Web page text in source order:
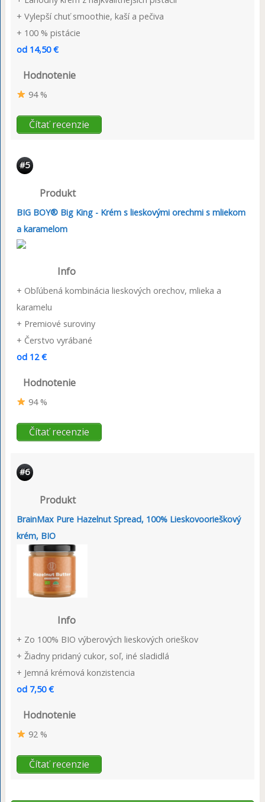
+ Vylepší chuť smoothie, kaší a pečiva
+ 100 % pistácie
od 14,50 €
Hodnotenie
94 %
Čítať recenzie
#5
Produkt
BIG BOY® Big King - Krém s lieskovými orechmi s mliekom
a karamelom
Info
+ Obľúbená kombinácia lieskových orechov, mlieka a
karamelu
+ Premiové suroviny
+ Čerstvo vyrábané
od 12 €
Hodnotenie
94 %
Čítať recenzie
#6
Produkt
BrainMax Pure Hazelnut Spread, 100% Lieskovoorieškový
krém, BIO
Info
+ Zo 100% BIO výberových lieskových orieškov
+ Žiadny pridaný cukor, soľ, iné sladidlá
+ Jemná krémová konzistencia
od 7,50 €
Hodnotenie
92 %
Čítať recenzie